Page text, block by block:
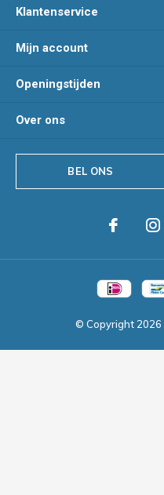
Klantenservice
Mijn account
Openingstijden
Over ons
BEL ONS
© Copyright 2026